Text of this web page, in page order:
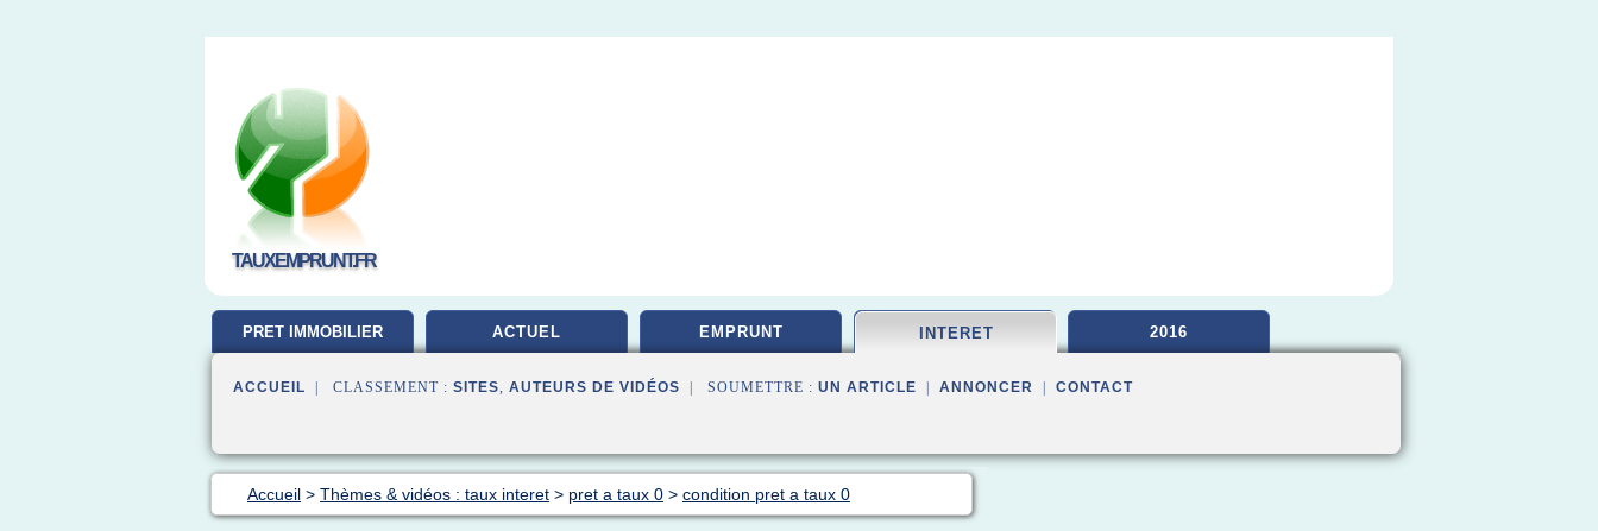
TAUXEMPRUNT.FR
PRET IMMOBILIER ACTUEL EMPRUNT INTERET 2016
ACCUEIL | CLASSEMENT : SITES, AUTEURS DE VIDÉOS | SOUMETTRE : UN ARTICLE ANNONCER CONTACT
Accueil > Thèmes & vidéos : taux interet > pret a taux 0 > condition pret a taux 0